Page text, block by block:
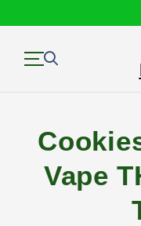
a
Vape